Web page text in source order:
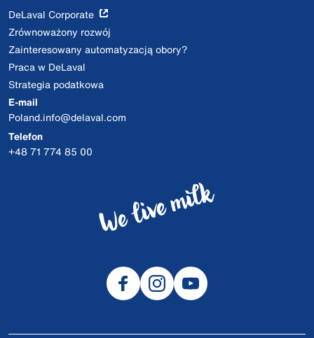
DeLaval Corporate
Zrównoważony rozwój
Zainteresowany automatyzacją obory?
Praca w DeLaval
Strategia podatkowa
E-mail
Poland.info@delaval.com
Telefon
+48 71 774 85 00